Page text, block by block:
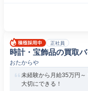
正社員
時計・宝飾品の買取
おたからや
未経験から月給35万円
大切にできる！